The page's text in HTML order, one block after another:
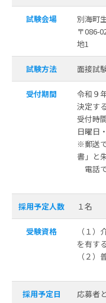
試験会場
別海町
〒086-
地1
試験方法 面接試
受付期間
令和９
決定す
受付時
日曜日
※郵送
書」と
電話
採用予定人数 １名
受験資格
（１
を有す
（２）
採用予定日 応募者